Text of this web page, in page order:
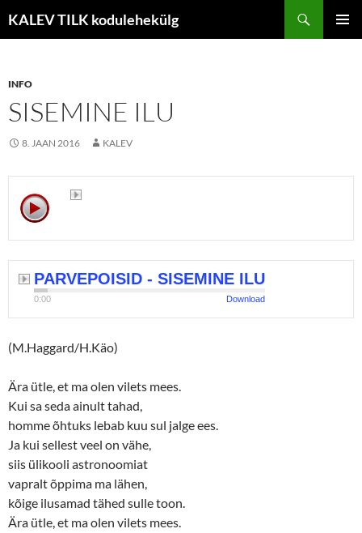
sisuKALEV TILK kodulehekülg
INFO
SISEMINE ILU
8. JAAN 2016 KALEV
PARVEPOISID - SISEMINE ILU
Download
0:00
(M.Haggard/H.Käo)
Ära ütle, et ma olen vilets mees.
Kui sa seda ainult tahad,
homme õhtuks lebab kuu sul jalge ees.
Ja kui sellest veel on vähe,
siis ülikooli astronoomiat
vapralt õppima ma lähen,
kõige ilusamad tähed sulle toon.
Ära ütle, et ma olen vilets mees.